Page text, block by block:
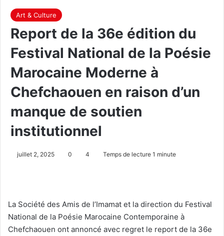
Art & Culture
Report de la 36e édition du
Festival National de la Poésie
Marocaine Moderne à
Chefchaouen en raison d’un
manque de soutien
institutionnel
juillet 2, 2025 0 4 Temps de lecture 1 minute
La Société des Amis de l’Imamat et la direction du Festival
National de la Poésie Marocaine Contemporaine à
Chefchaouen ont annoncé avec regret le report de la 36e